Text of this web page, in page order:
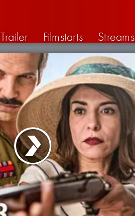
Trailer Filmstarts Streams